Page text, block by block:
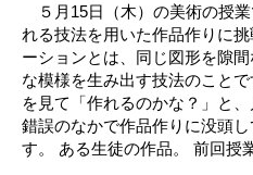
５月15日（木）の美術の授
れる技法を用いた作品作りに
ーションとは、同じ図形を隙
な模様を生み出す技法のこと
を見て「作れるのかな？」と
錯誤のなかで作品作りに没頭
す。 ある生徒の作品。 前回授